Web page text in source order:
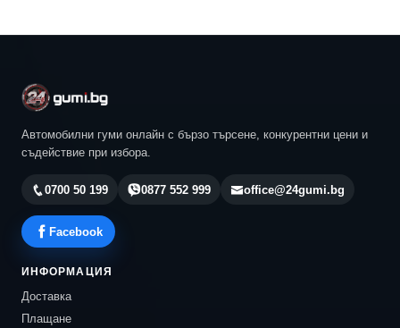
Автомобилни гуми онлайн с бързо търсене, конкурентни цени и
съдействие при избора.
0700 50 199 0877 552 999 office@24gumi.bg
Facebook
ИНФОРМАЦИЯ
Доставка
Плащане